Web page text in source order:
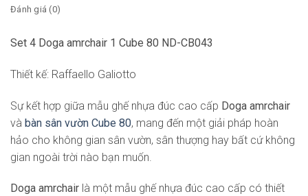
Đánh giá (0)
Set 4 Doga amrchair 1 Cube 80 ND-CB043
Thiết kế: Raffaello Galiotto
Sự kết hợp giữa mẫu ghế nhựa đúc cao cấp Doga amrchair
và bàn sân vườn Cube 80, mang đến một giải pháp hoàn
hảo cho không gian sân vườn, sân thượng hay bất cứ không
gian ngoài trời nào bạn muốn.
Doga amrchair là một mẫu ghế nhựa đúc cao cấp có thiết